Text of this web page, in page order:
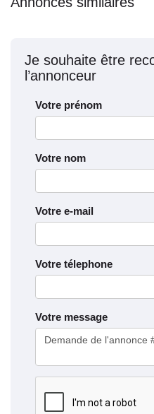
Je souhaite être
l’annonceur
Votre prénom
Votre nom
Votre e-mail
Votre télephone
Votre message